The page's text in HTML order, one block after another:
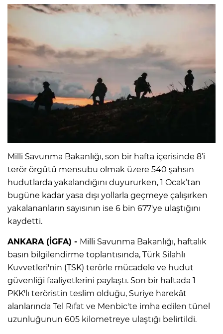
Milli Savunma Bakanlığı, son bir hafta içerisinde 8’i
terör örgütü mensubu olmak üzere 540 şahsın
hudutlarda yakalandığını duyururken, 1 Ocak’tan
bugüne kadar yasa dışı yollarla geçmeye çalışırken
yakalananların sayısının ise 6 bin 677'ye ulaştığını
kaydetti.
ANKARA (İGFA) - Milli Savunma Bakanlığı, haftalık
basın bilgilendirme toplantısında, Türk Silahlı
Kuvvetleri'nin (TSK) terörle mücadele ve hudut
güvenliği faaliyetlerini paylaştı. Son bir haftada 1
PKK'lı teröristin teslim olduğu, Suriye harekât
alanlarında Tel Rıfat ve Menbic'te imha edilen tünel
uzunluğunun 605 kilometreye ulaştığı belirtildi.